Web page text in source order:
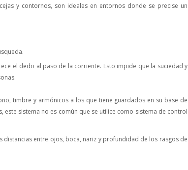
y contornos, son ideales en entornos donde se precise un
el dedo al paso de la corriente. Esto impide que la suciedad y
timbre y armónicos a los que tiene guardados en su base de
sistema no es común que se utilice como sistema de control
entre ojos, boca, nariz y profundidad de los rasgos de